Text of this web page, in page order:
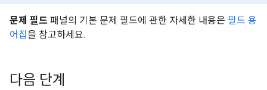
문제 필드 패널의 기본 문제 필드에 관한 자세한 내용은 필드 용
어집 을 참고하세요.
다음 단계